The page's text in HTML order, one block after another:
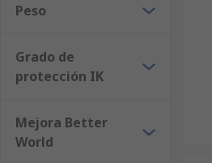
Peso
Grado de
protección IK
Mejora Better
World